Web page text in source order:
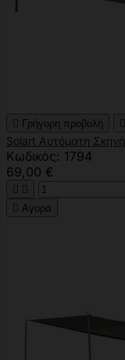
 Γρήγορη προβολή 
Solart Αυτόματη
Κωδικός: 1794
69,00 €
 
 Αγορά